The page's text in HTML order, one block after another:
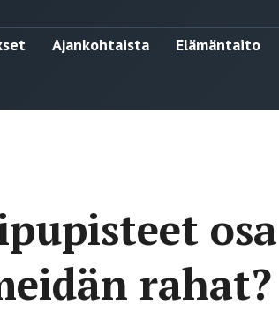
Ajankohtaista Elämäntaito
rahat?